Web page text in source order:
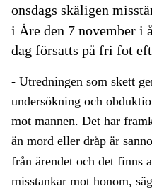
onsdags skäligen
i Åre den 7 november i
dag försatts på fri fot
- Utredningen som skett
undersökning och
mot mannen. Det har
än mord eller dråp är
från ärendet och det finns
misstankar mot honom,